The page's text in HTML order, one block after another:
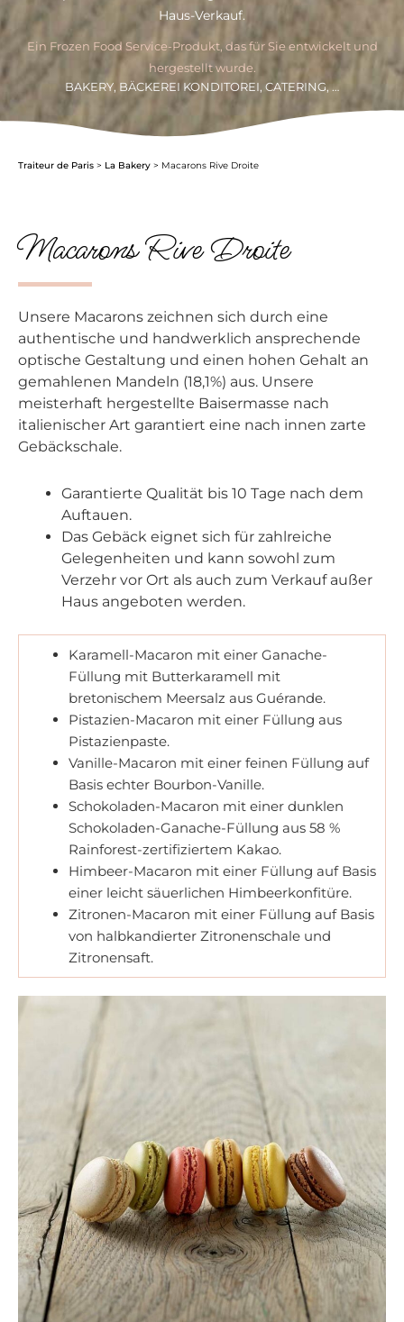
Haus-Verkauf.
Ein Frozen Food Service-Produkt, das für Sie entwickelt und
hergestellt wurde.
BAKERY, BÄCKEREI KONDITOREI, CATERING, …
Traiteur de Paris > La Bakery > Macarons Rive Droite
Macarons Rive Droite
Unsere Macarons zeichnen sich durch eine
authentische und handwerklich ansprechende
optische Gestaltung und einen hohen Gehalt an
gemahlenen Mandeln (18,1%) aus. Unsere
meisterhaft hergestellte Baisermasse nach
italienischer Art garantiert eine nach innen zarte
Gebäckschale.
Garantierte Qualität bis 10 Tage nach dem
Auftauen.
Das Gebäck eignet sich für zahlreiche
Gelegenheiten und kann sowohl zum
Verzehr vor Ort als auch zum Verkauf außer
Haus angeboten werden.
Karamell-Macaron mit einer Ganache-
Füllung mit Butterkaramell mit
bretonischem Meersalz aus Guérande.
Pistazien-Macaron mit einer Füllung aus
Pistazienpaste.
Vanille-Macaron mit einer feinen Füllung auf
Basis echter Bourbon-Vanille.
Schokoladen-Macaron mit einer dunklen
Schokoladen-Ganache-Füllung aus 58 %
Rainforest-zertifiziertem Kakao.
Himbeer-Macaron mit einer Füllung auf Basis
einer leicht säuerlichen Himbeerkonfitüre.
Zitronen-Macaron mit einer Füllung auf Basis
von halbkandierter Zitronenschale und
Zitronensaft.